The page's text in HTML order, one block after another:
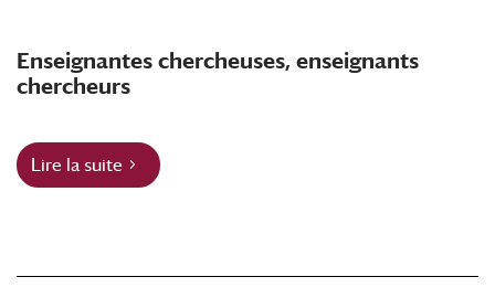
Enseignantes chercheuses, enseignants
chercheurs
Lire la suite